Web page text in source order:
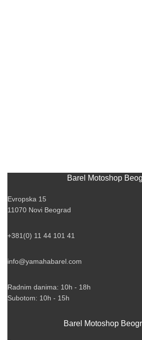
Barel Motoshop
Evropska 15
11070 Novi Beograd
+381(0) 11 44 101 41
info@yamahabarel.com
Radnim danima: 10h - 18h
Subotom: 10h - 15h
Barel Motoshop